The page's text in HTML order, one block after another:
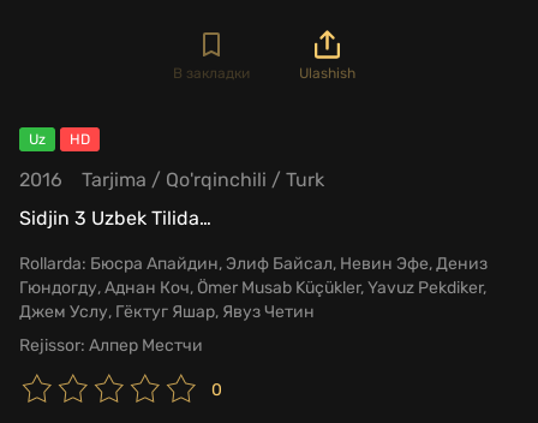
В закладки Ulashish
Uz HD
2016 Tarjima / Qo'rqinchili / Turk
Sidjin 3 Uzbek Tilida…
Rollarda: Бюсра Апайдин, Элиф Байсал, Невин Эфе, Дениз
Гюндогду, Аднан Коч, Ömer Musab Küçükler, Yavuz Pekdiker,
Джем Услу, Гёктуг Яшар, Явуз Четин
Rejissor: Алпер Местчи
0